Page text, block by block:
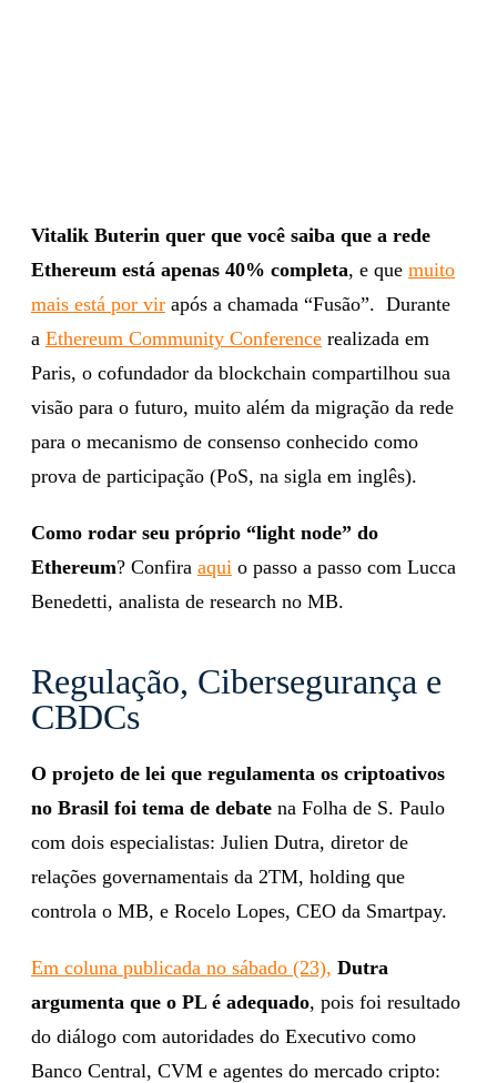
Vitalik Buterin quer que você saiba que a rede
Ethereum está apenas 40% completa, e que muito
mais está por vir após a chamada “Fusão”. Durante
a Ethereum Community Conference realizada em
Paris, o cofundador da blockchain compartilhou sua
visão para o futuro, muito além da migração da rede
para o mecanismo de consenso conhecido como
prova de participação (PoS, na sigla em inglês).
Como rodar seu próprio “light node” do
Ethereum? Confira aqui o passo a passo com Lucca
Benedetti, analista de research no MB.
Regulação, Cibersegurança e
CBDCs
O projeto de lei que regulamenta os criptoativos
no Brasil foi tema de debate na Folha de S. Paulo
com dois especialistas: Julien Dutra, diretor de
relações governamentais da 2TM, holding que
controla o MB, e Rocelo Lopes, CEO da Smartpay.
Em coluna publicada no sábado (23), Dutra
argumenta que o PL é adequado, pois foi resultado
do diálogo com autoridades do Executivo como
Banco Central, CVM e agentes do mercado cripto: